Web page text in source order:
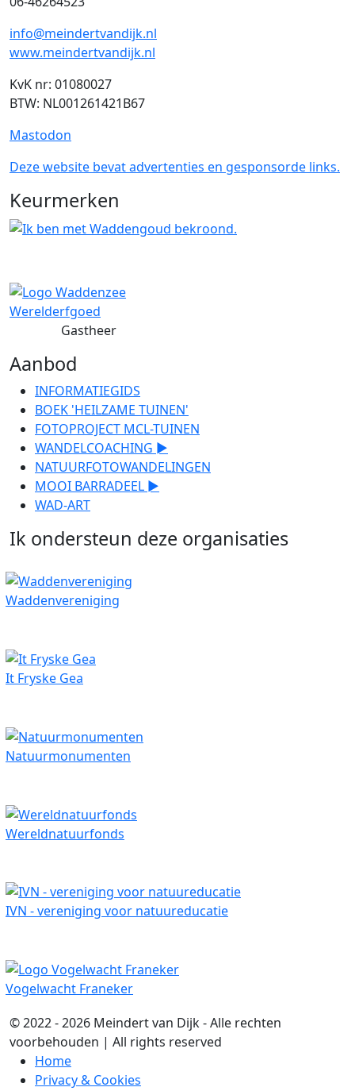
info@meindertvandijk.nl
www.meindertvandijk.nl
KvK nr: 01080027
BTW: NL001261421B67
Mastodon
Deze website bevat advertenties en gesponsorde links.
Keurmerken
Gastheer
Aanbod
INFORMATIEGIDS
BOEK 'HEILZAME TUINEN'
FOTOPROJECT MCL-TUINEN
WANDELCOACHING ►
NATUURFOTOWANDELINGEN
MOOI BARRADEEL ►
WAD-ART
Ik ondersteun deze organisaties
Waddenvereniging
It Fryske Gea
Natuurmonumenten
Wereldnatuurfonds
IVN - vereniging voor natuureducatie
Vogelwacht Franeker
© 2022 - 2026 Meindert van Dijk - Alle rechten
voorbehouden | All rights reserved
Home
Privacy & Cookies